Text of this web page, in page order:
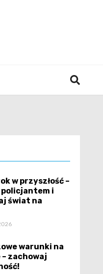
w przyszłość –
i
świat na
warunki na
zachowaj